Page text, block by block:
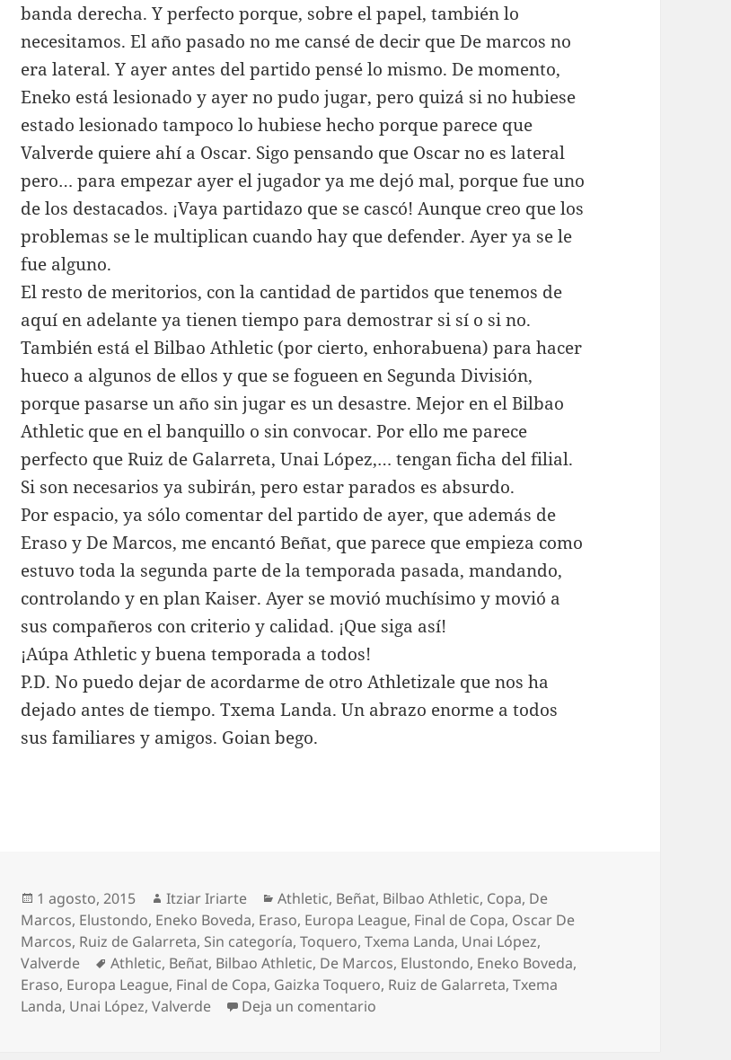
banda derecha. Y perfecto porque, sobre el papel, también lo
necesitamos. El año pasado no me cansé de decir que De marcos no
era lateral. Y ayer antes del partido pensé lo mismo. De momento,
Eneko está lesionado y ayer no pudo jugar, pero quizá si no hubiese
estado lesionado tampoco lo hubiese hecho porque parece que
Valverde quiere ahí a Oscar. Sigo pensando que Oscar no es lateral
pero… para empezar ayer el jugador ya me dejó mal, porque fue uno
de los destacados. ¡Vaya partidazo que se cascó! Aunque creo que los
problemas se le multiplican cuando hay que defender. Ayer ya se le
fue alguno.
El resto de meritorios, con la cantidad de partidos que tenemos de
aquí en adelante ya tienen tiempo para demostrar si sí o si no.
También está el Bilbao Athletic (por cierto, enhorabuena) para hacer
hueco a algunos de ellos y que se fogueen en Segunda División,
porque pasarse un año sin jugar es un desastre. Mejor en el Bilbao
Athletic que en el banquillo o sin convocar. Por ello me parece
perfecto que Ruiz de Galarreta, Unai López,… tengan ficha del filial.
Si son necesarios ya subirán, pero estar parados es absurdo.
Por espacio, ya sólo comentar del partido de ayer, que además de
Eraso y De Marcos, me encantó Beñat, que parece que empieza como
estuvo toda la segunda parte de la temporada pasada, mandando,
controlando y en plan Kaiser. Ayer se movió muchísimo y movió a
sus compañeros con criterio y calidad. ¡Que siga así!
¡Aúpa Athletic y buena temporada a todos!
P.D. No puedo dejar de acordarme de otro Athletizale que nos ha
dejado antes de tiempo. Txema Landa. Un abrazo enorme a todos
sus familiares y amigos. Goian bego.
Publicado
el
1 agosto, 2015 Autor
Itziar Iriarte Categorías
Athletic, Beñat, Bilbao Athletic, Copa, De
Marcos, Elustondo, Eneko Boveda, Eraso, Europa League, Final de Copa, Oscar De
Marcos, Ruiz de Galarreta, Sin categoría,Toquero,Txema Landa, Unai López,
Valverde
Etiquetas
Athletic, Beñat, Bilbao Athletic, De Marcos, Elustondo, Eneko Boveda,
Eraso, Europa League, Final de Copa, Gaizka Toquero, Ruiz de Galarreta,Txema
Landa, Unai López,Valverde Deja un comentario